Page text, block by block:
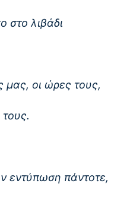
στο λιβάδι
μας, οι ώρες τους,
τους.
εντύπωση πάντοτε,